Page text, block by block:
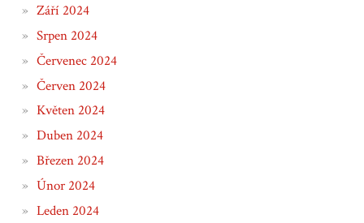
Září 2024
Srpen 2024
Červenec 2024
Červen 2024
Květen 2024
Duben 2024
Březen 2024
Únor 2024
Leden 2024